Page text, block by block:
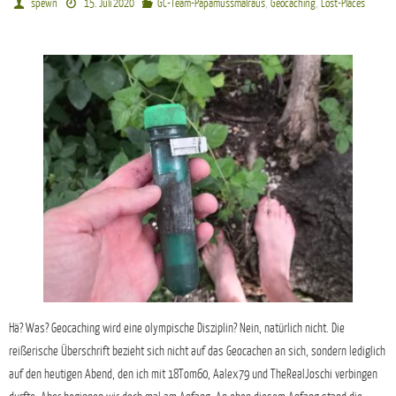
spewn 15. Juli 2020 GC-Team-Papamussmalraus Geocaching Lost-Places
Hä? Was? Geocaching wird eine olympische Disziplin? Nein, natürlich nicht. Die
reißerische Überschrift bezieht sich nicht auf das Geocachen an sich, sondern lediglich
auf den heutigen Abend, den ich mit 18Tom60, Aalex79 und TheRealJoschi verbingen